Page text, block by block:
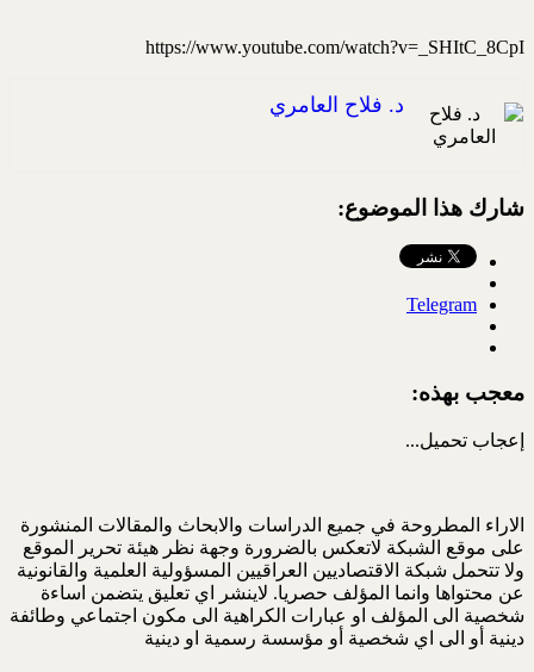
https://www.youtube.com/watch?v=_SHItC_8CpI
د. فلاح العامري
شارك هذا الموضوع:
Telegram
معجب بهذه:
إعجاب تحميل...
الاراء المطروحة في جميع الدراسات والابحاث والمقالات المنشورة
على موقع الشبكة لاتعكس بالضرورة وجهة نظر هيئة تحرير الموقع
ولا تتحمل شبكة الاقتصاديين العراقيين المسؤولية العلمية والقانونية
عن محتواها وانما المؤلف حصريا. لاينشر اي تعليق يتضمن اساءة
شخصية الى المؤلف او عبارات الكراهية الى مكون اجتماعي وطائفة
دينية أو الى اي شخصية أو مؤسسة رسمية او دينية